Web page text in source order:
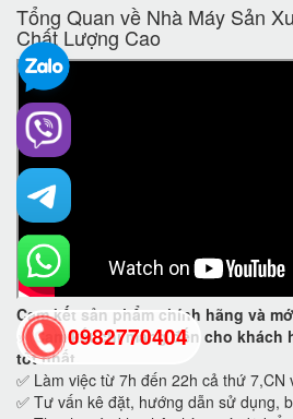
Tổng Quan về Nhà Máy Sản
Chất Lượng Cao
Cam kết sản phẩm chính hãng và
✅Cam kết chỉ mang đến cho khách
tốt nhất.
✅ Làm việc từ 7h đến 22h cả thứ 7,CN
✅ Tư vấn kê đặt, hướng dẫn sử dụng,
0982770404